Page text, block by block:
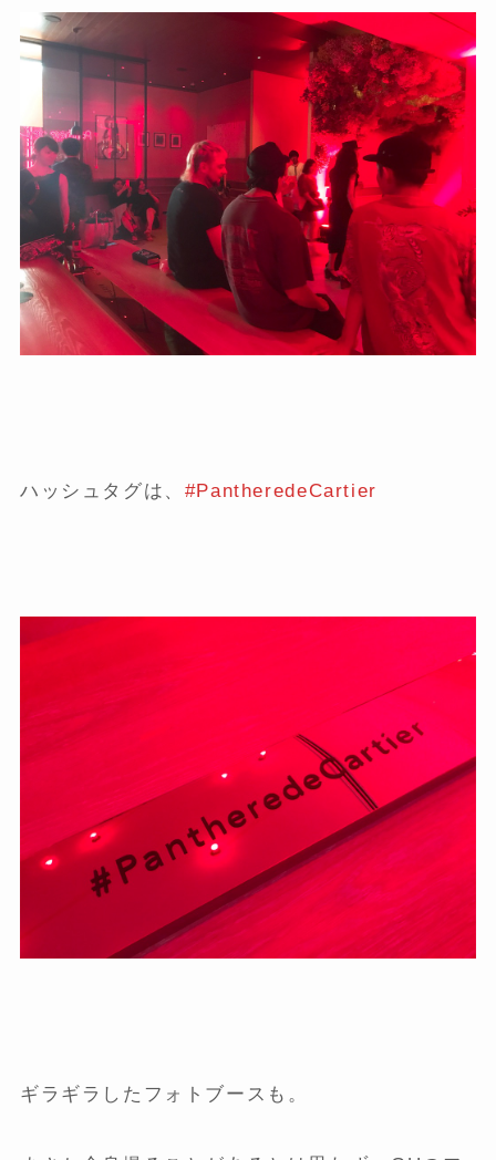
ハッシュタグは、 #PantheredeCartier
ギラギラしたフォトブースも。